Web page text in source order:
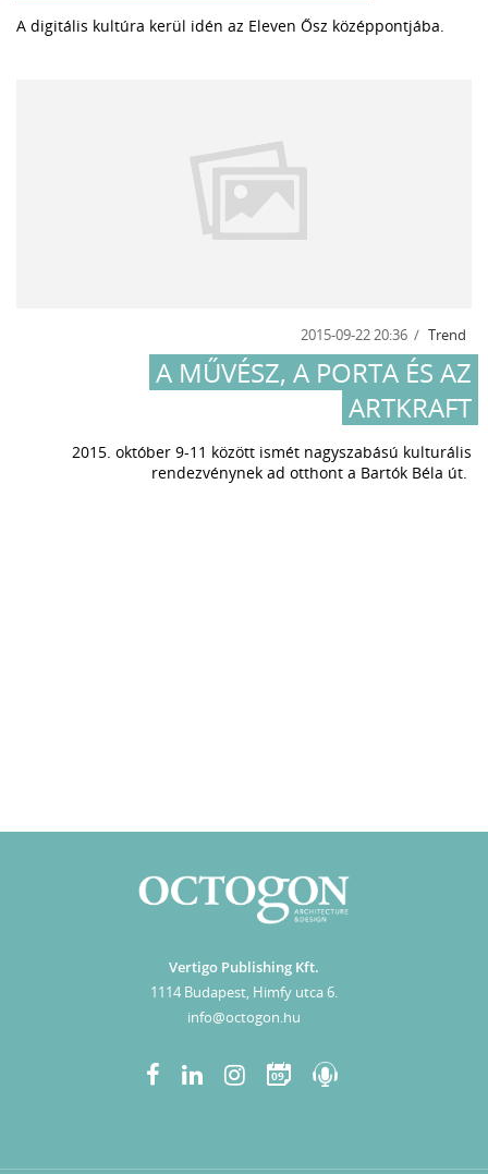
A digitális kultúra kerül idén az Eleven Ősz középpontjába.
2015-09-22 20:36 Trend
A MŰVÉSZ, A PORTA ÉS AZ
ARTKRAFT
2015. október 9-11 között ismét nagyszabású kulturális
rendezvénynek ad otthont a Bartók Béla út.
Vertigo Publishing Kft.
1114 Budapest, Himfy utca 6.
info@octogon.hu
09